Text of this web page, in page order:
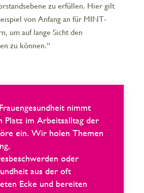
zu erfüllen. Hier gilt
von Anfang an für MINT-
um auf lange Sicht den
zu können.“
nimmt
Platz im Arbeitsalltag der
ein. Wir holen Themen
oder
aus der oft
Ecke und bereiten